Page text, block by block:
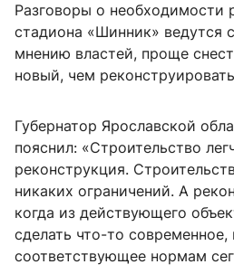
Разговоры о необходимости
стадиона «Шинник» ведутся
мнению властей, проще
новый, чем
Губернатор Ярославской
пояснил: «Строительство
реконструкция.
никаких ограничений. А
когда из действующего
сделать что-то современное,
соответствующее нормам